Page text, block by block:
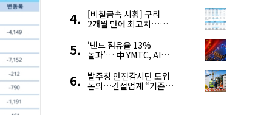
[비철금속 시황] 구리
2개월 만에 최고치…
우려 확대
‘낸드 점유율 13%
돌파’… 中 YMTC, AI
4위 맹추격
발주청 안전감시단 도입
논의…건설업계 “기존